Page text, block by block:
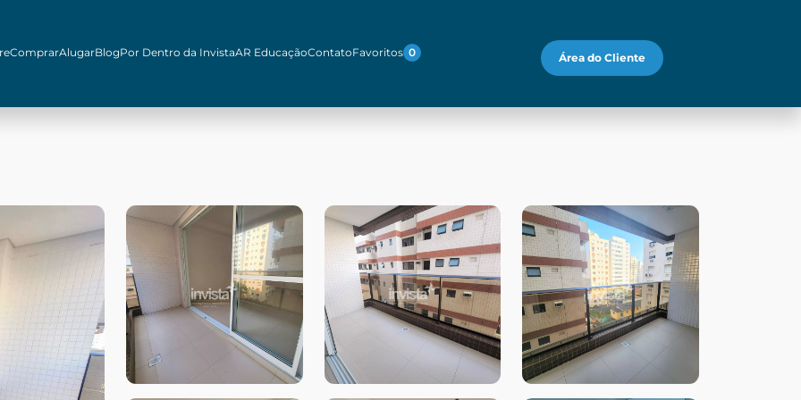
ComprarAlugarBlogPor Dentro da InvistaAR EducaçãoContatoFavoritos 0 Área do Cliente